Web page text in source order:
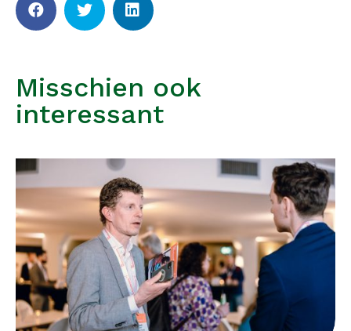
Misschien ook
interessant